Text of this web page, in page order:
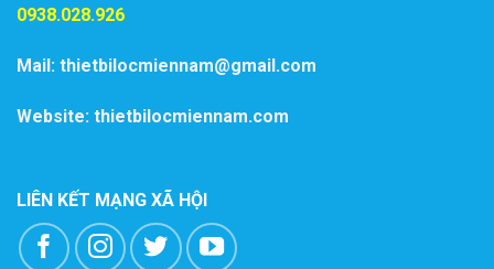
0938.028.926
Mail: thietbilocmiennam@gmail.com
Website: thietbilocmiennam.com
LIÊN KẾT MẠNG XÃ HỘI